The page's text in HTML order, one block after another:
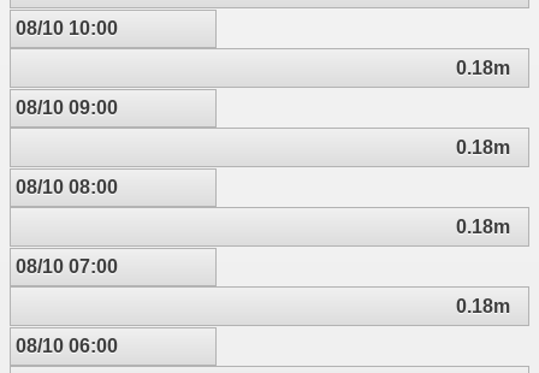
08/10 10:00
0.18m
08/10 09:00
0.18m
08/10 08:00
0.18m
08/10 07:00
0.18m
08/10 06:00